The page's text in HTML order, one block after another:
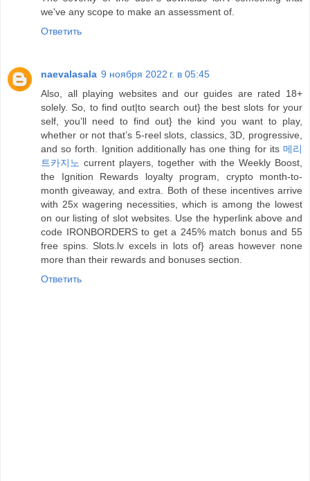
we've any scope to make an assessment of.
Ответить
naevalasala 9 ноября 2022 г. в 05:45
Also, all playing websites and our guides are rated 18+
solely. So, to find out|to search out} the best slots for your
self, you’ll need to find out} the kind you want to play,
whether or not that’s 5-reel slots, classics, 3D, progressive,
and so forth. Ignition additionally has one thing for its 메리
트카지노 current players, together with the Weekly Boost,
the Ignition Rewards loyalty program, crypto month-to-
month giveaway, and extra. Both of these incentives arrive
with 25x wagering necessities, which is among the lowest
on our listing of slot websites. Use the hyperlink above and
code IRONBORDERS to get a 245% match bonus and 55
free spins. Slots.lv excels in lots of} areas however none
more than their rewards and bonuses section.
Ответить